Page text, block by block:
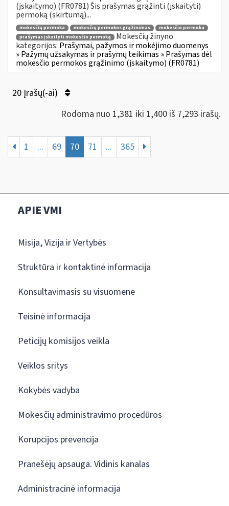
(įskaitymo) (FR0781) Šis prašymas grąžinti (įskaityti)
permoką (skirtumą)...
mokesčių permoka mokesčių permokos grąžinimas
mokesčio permoka
prašymas įskaityti mokesčio permoką
Mokesčių žinyno
kategorijos: Prašymai, pažymos ir mokėjimo duomenys
» Pažymų užsakymas ir prašymų teikimas » Prašymas dėl
mokesčio permokos grąžinimo (įskaitymo) (FR0781)
20 Įrašų(-ai)
Rodoma nuo 1,381 iki 1,400 iš 7,293 irašų.
1 ... 69 70 71 ... 365
APIE VMI
Misija, Vizija ir Vertybės
Struktūra ir kontaktinė informacija
Konsultavimasis su visuomene
Teisinė informacija
Peticijų komisijos veikla
Veiklos sritys
Kokybės vadyba
Mokesčių administravimo procedūros
Korupcijos prevencija
Pranešėjų apsauga. Vidinis kanalas
Administracinė informacija